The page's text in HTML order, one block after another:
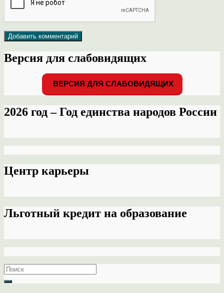
Версия для слабовидящих
ВЕРСИЯ ДЛЯ СЛАБОВИДЯЩИХ
2026 год – Год единства народов России
Центр карьеры
Льготный кредит на образование
Search
for: